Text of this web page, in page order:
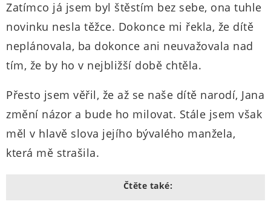
Zatímco já jsem byl štěstím bez sebe, ona tuhle
novinku nesla těžce. Dokonce mi řekla, že dítě
neplánovala, ba dokonce ani neuvažovala nad
tím, že by ho v nejbližší době chtěla.
Přesto jsem věřil, že až se naše dítě narodí, Jana
změní názor a bude ho milovat. Stále jsem však
měl v hlavě slova jejího bývalého manžela,
která mě strašila.
Čtěte také: